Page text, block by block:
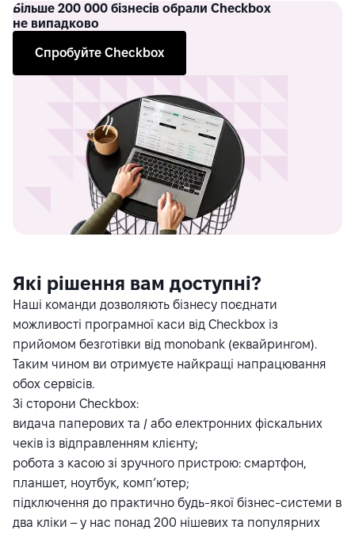
Більше 200 000 бізнесів обрали Checkbox
не випадково
Спробуйте Checkbox
Які рішення вам доступні?
Наші команди дозволяють бізнесу поєднати
можливості програмної каси від Checkbox із
прийомом безготівки від monobank (еквайрингом).
Таким чином ви отримуєте найкращі напрацювання
обох сервісів.
Зі сторони Checkbox:
видача паперових та / або електронних фіскальних
чеків із відправленням клієнту;
робота з касою зі зручного пристрою: смартфон,
планшет, ноутбук, комп’ютер;
підключення до практично будь-якої бізнес-системи в
два кліки – у нас понад 200 нішевих та популярних